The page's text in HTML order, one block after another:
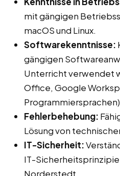
mit gängigen
macOS und Linux.
Softwarekenntnisse:
gängigen
Unterricht verwendet
Office, Google
Fehlerbehebung:
Lösung von
IT-Sicherheit:
IT-
Norderstedt.